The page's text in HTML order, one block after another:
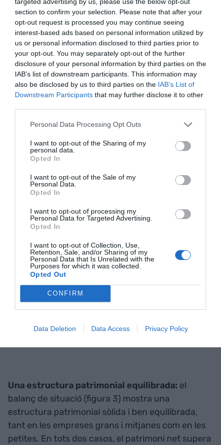
section to confirm your selection. Please note that after your
opt-out request is processed you may continue seeing
interest-based ads based on personal information utilized by
us or personal information disclosed to third parties prior to
your opt-out. You may separately opt-out of the further
disclosure of your personal information by third parties on the
IAB’s list of downstream participants. This information may
also be disclosed by us to third parties on the IAB’s List of
Downstream Participants that may further disclose it to other
Personal Data Processing Opt Outs
I want to opt-out of the Sharing of my
personal data.
Opted In
I want to opt-out of the Sale of my
Personal Data.
Opted In
I want to opt-out of processing my
Personal Data for Targeted Advertising.
Opted In
I want to opt-out of Collection, Use,
Retention, Sale, and/or Sharing of my
Personal Data that Is Unrelated with the
Purposes for which it was collected.
Opted Out
CONFIRM
Data Deletion Data Access Privacy Policy
Una estructura patrimonial equilibrada: el
balanç de situació (figura 3) mostra una
estructura patrimonial sòlida i ben equilibrada,
tant en les empreses grans i mitjanes com en les
petites. En tots dos casos, el patrimoni net supera